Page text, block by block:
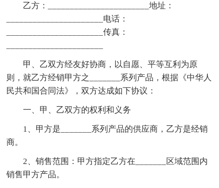
乙方：_______________________地址：
______________________电话：
______________________传真：
甲、乙双方经友好协商，以自愿、平等互利为原
则，就乙方经销甲方之_______系列产品，根据《中华人
民共和国合同法》，双方达成如下协议：
一、甲、乙双方的权利和义务
1、甲方是_______系列产品的供应商，乙方是经销
商。
2、销售范围：甲方指定乙方在_______区域范围内
销售甲方产品。